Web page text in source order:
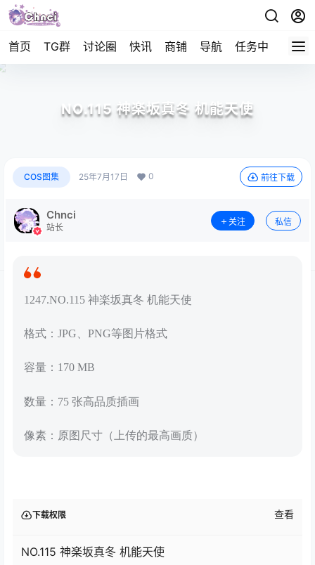
首页 TG群 讨论圈 快讯 商铺 导航 任务中心 帮助
NO.115 神楽坂真冬 机能天使
COS图集 25年7月17日 0 前往下载
Chnci
站长
关注 私信
1247.NO.115 神楽坂真冬 机能天使
格式：JPG、PNG等图片格式
容量：170 MB
数量：75 张高品质插画
像素：原图尺寸（上传的最高画质）
下载权限 查看
NO.115 神楽坂真冬 机能天使